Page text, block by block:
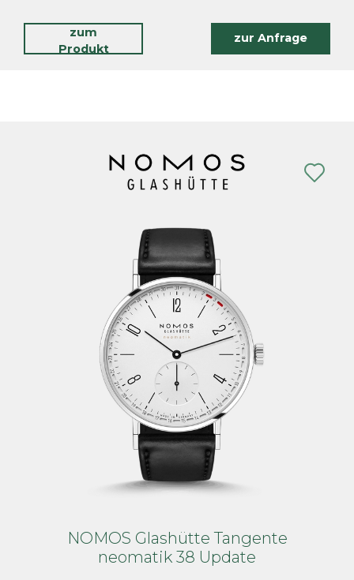
zum
Produkt
zur Anfrage
NOMOS Glashütte Tangente
neomatik 38 Update